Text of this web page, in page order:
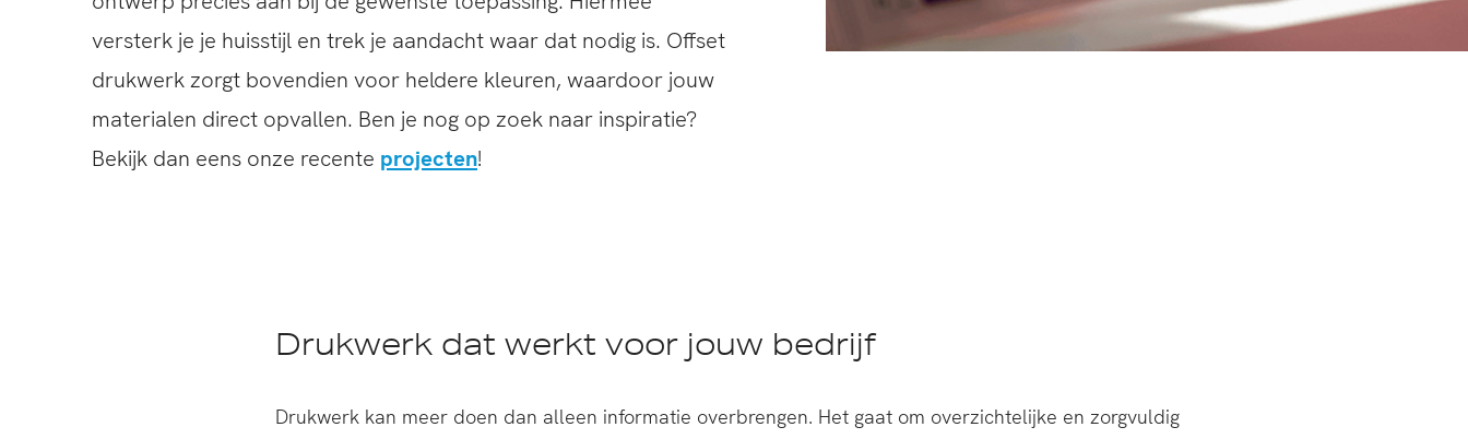
versterk je je huisstijl en trek je aandacht waar dat nodig is. Offset
drukwerk zorgt bovendien voor heldere kleuren, waardoor jouw
materialen direct opvallen. Ben je nog op zoek naar inspiratie?
Bekijk dan eens onze recente projecten!
Drukwerk dat werkt voor jouw bedrijf
Drukwerk kan meer doen dan alleen informatie overbrengen. Het gaat om overzichtelijke en zorgvuldig